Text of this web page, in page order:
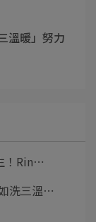
溫暖」努力
！Rin⋯
洗三溫⋯